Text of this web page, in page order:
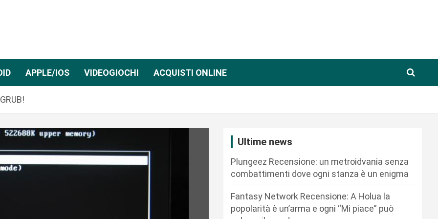
APPLE/IOS VIDEOGIOCHI ACQUISTI ONLINE
Ultime news
Plungeez Recensione: un metroidvania senza
combattimenti dove ogni stanza è un enigma
Fantasy Network Recensione: A Holua la
popolarità è un’arma e ogni “Mi piace” può